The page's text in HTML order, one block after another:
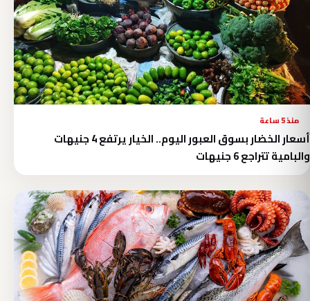
منذ 5 ساعة
أسعار الخضار بسوق العبور اليوم.. الخيار يرتفع 4 جنيهات
والبامية تتراجع 6 جنيهات